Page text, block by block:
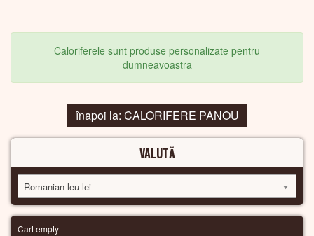
Caloriferele sunt produse personalizate pentru
dumneavoastra
înapoi la: CALORIFERE PANOU
VALUTĂ
Romanian leu lei
Cart empty